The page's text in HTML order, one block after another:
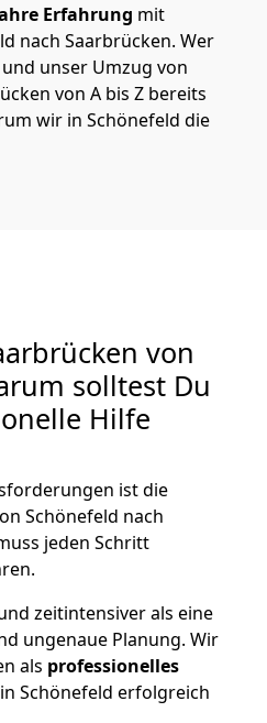
Erfahrung mit
nach Saarbrücken. Wer
unser Umzug von
von A bis Z bereits
wir in Schönefeld die
von
solltest Du
Hilfe
ist die
Schönefeld nach
jeden Schritt
zeitintensiver als eine
ungenaue Planung. Wir
als professionelles
in Schönefeld erfolgreich